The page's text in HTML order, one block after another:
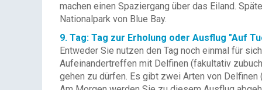
machen einen Spaziergang über das Eiland.
Nationalpark von Blue Bay.
9. Tag: Tag zur Erholung oder Ausflug "Auf
Entweder Sie nutzen den Tag noch einmal für
Aufeinandertreffen mit Delfinen (fakultativ
gehen zu dürfen. Es gibt zwei Arten von